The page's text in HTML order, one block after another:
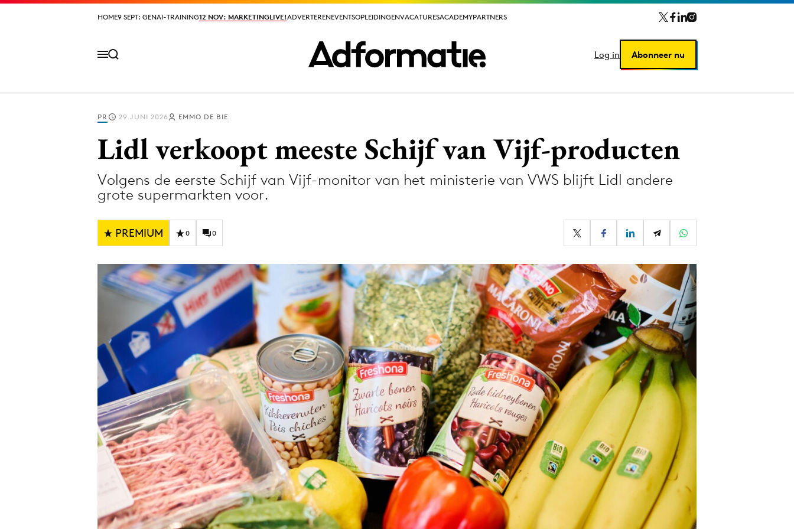
HOME9 SEPT: GENAI-TRAINING12 NOV: MARKETINGLIVE!ADVERTERENEVENTSOPLEIDINGENVACATURESACADEMYPARTNERS
Log in Abonneer nu
HOME9 SEPT: GENAI-TRAINING12 NOV: MARKETINGLIVE!ADVERTERENEVENTSOPLEIDINGENVACATURESACADEMYPARTNERS
Log in Abonneer nu
Digital transformation
Diversiteit
Effectiviteit
Gedragsverandering
Influencer marketing
Interne communicatie
Martech
Programmatic
Purpose Marketing
Reputatie & crisis
PR 29 JUNI 2026 EMMO DE BIE
Lidl verkoopt meeste Schijf van Vijf-producten
Volgens de eerste Schijf van Vijf-monitor van het ministerie van VWS blijft Lidl andere
grote supermarkten voor.
PREMIUM 0 0